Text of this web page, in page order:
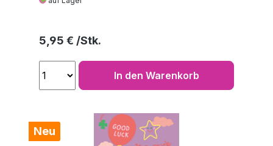
Regulärer Preis:
5,95 €
In den Warenkorb
Neu